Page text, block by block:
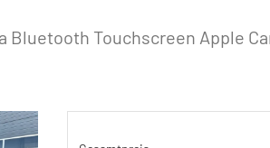
Bluetooth Touchscreen Apple